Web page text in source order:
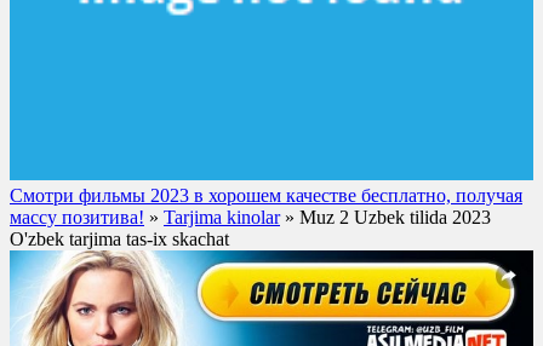
Смотри фильмы 2023 в хорошем качестве бесплатно, получая
массу позитива! » Tarjima kinolar» Muz 2 Uzbek tilida 2023
O'zbek tarjima tas-ix skachat